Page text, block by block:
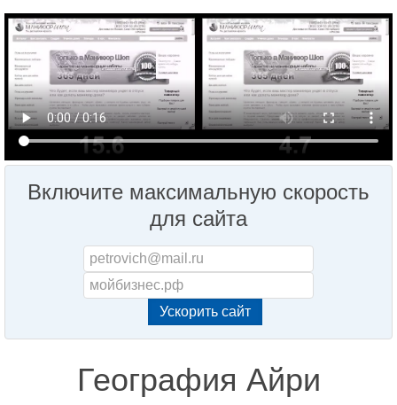
Включите максимальную скорость
для сайта
География Айри